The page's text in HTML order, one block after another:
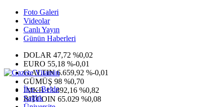
Foto Galeri
Videolar
Canlı Yayın
Günün Haberleri
DOLAR 47,72 %0,02
EURO 55,18 %-0,01
G.ALTIN6.659,92 %-0,01
GÜMÜŞ 98 %0,70
IMKB13.892,16 %0,82
BITCOIN 65.029 %0,08
İlçe - Belde
Sağlık